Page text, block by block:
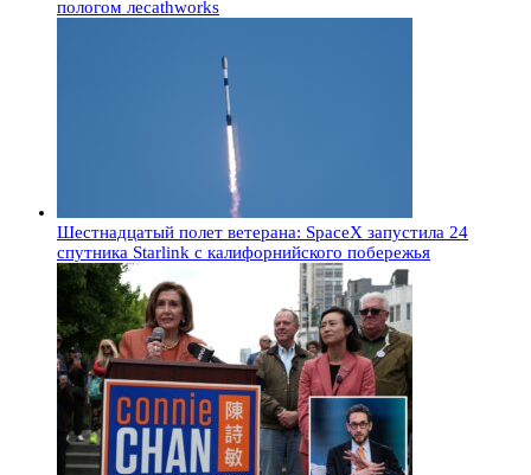
пологом лесаthworks
Шестнадцатый полет ветерана: SpaceX запустила 24
спутника Starlink с калифорнийского побережья